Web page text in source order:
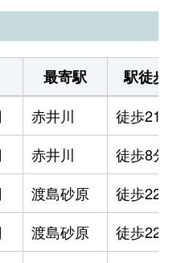
最寄駅
駅徒歩
赤井川
徒歩21分
赤井川
徒歩8分
渡島砂原
徒歩22分
渡島砂原
徒歩22分